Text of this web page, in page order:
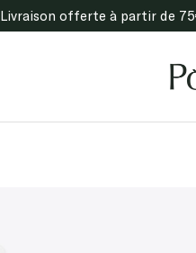
Livraison offerte à partir de